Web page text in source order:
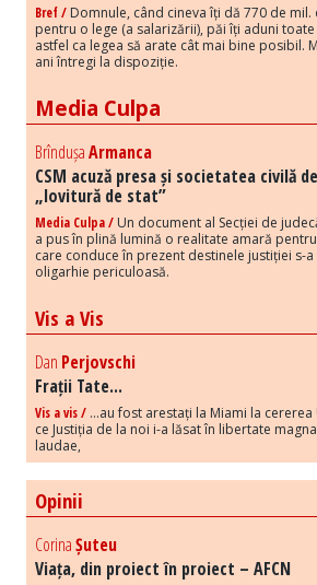
Bref / Domnule, când cineva îți dă 770 de mil.
pentru o lege (a salarizării), păi îți aduni
astfel ca legea să arate cât mai bine posibil.
ani întregi la dispoziție.
Media Culpa
BrîndușaArmanca
CSM acuză presa și societatea civilă de
„lovitură de stat”
Media Culpa / Un document al Secției de
a pus în plină lumină o realitate amară
care conduce în prezent destinele justiției s-
oligarhie periculoasă.
Vis a Vis
Dan Perjovschi
Frații Tate...
Vis a vis / ...au fost arestați la Miami la cererea
ce Justiția de la noi i-a lăsat în libertate
laudae,
Opinii
CorinaȘuteu
Viața, din proiect în proiect – AFCN